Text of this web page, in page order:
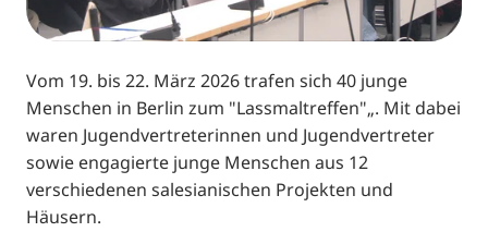
Vom 19. bis 22. März 2026 trafen sich 40 junge
Menschen in Berlin zum "Lassmaltreffen"„. Mit dabei
waren Jugendvertreterinnen und Jugendvertreter
sowie engagierte junge Menschen aus 12
verschiedenen salesianischen Projekten und
Häusern.